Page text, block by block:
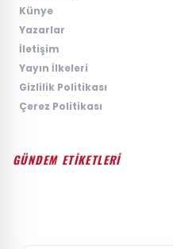
Künye
Yazarlar
İletişim
Yayın İlkeleri
Gizlilik Politikası
Çerez Politikası
GÜNDEM ETİKETLERİ